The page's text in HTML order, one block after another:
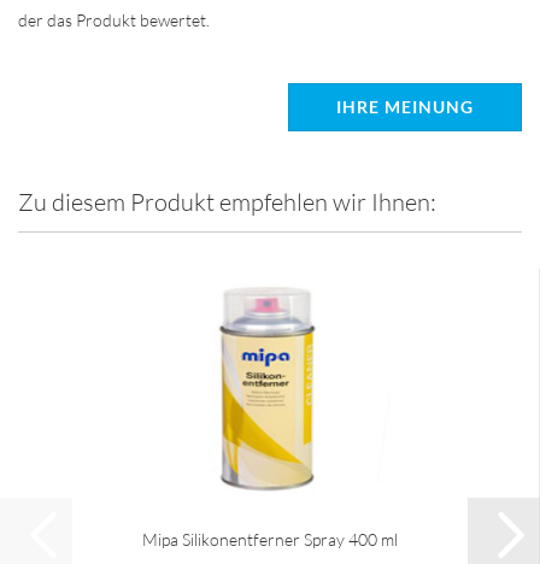
der das Produkt bewertet.
IHRE MEINUNG
Zu diesem Produkt empfehlen wir Ihnen:
Mipa Silikonentferner Spray 400 ml